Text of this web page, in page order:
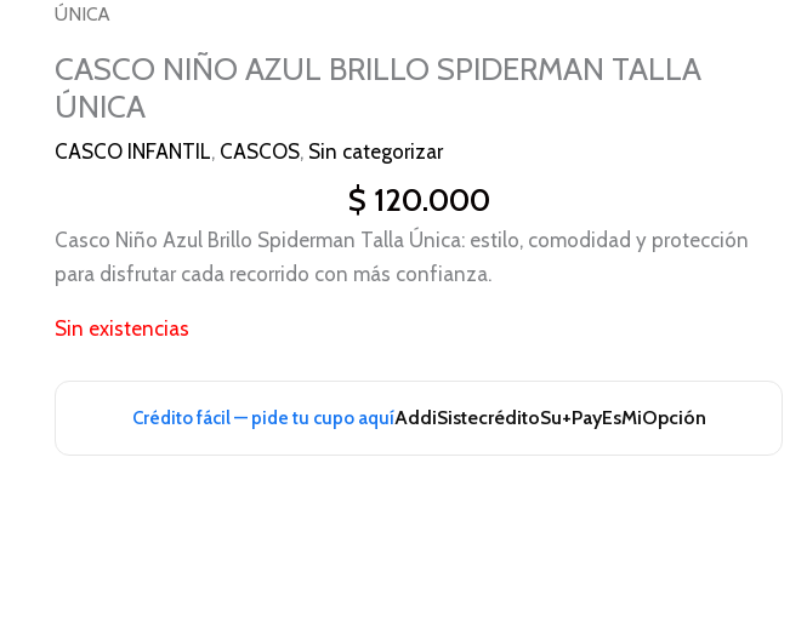
ÚNICA
CASCO NIÑO AZUL BRILLO SPIDERMAN TALLA
ÚNICA
CASCO INFANTIL, CASCOS, Sin categorizar
$ 120.000
Casco Niño Azul Brillo Spiderman Talla Única: estilo, comodidad y protección
para disfrutar cada recorrido con más confianza.
Sin existencias
Crédito fácil — pide tu cupo aquíAddiSistecréditoSu+PayEsMiOpción